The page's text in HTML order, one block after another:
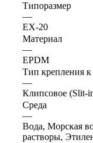
Типоразмер
—
EX-20
Материал
—
EPDM
Тип крепления к
—
Клипсовое (Slit-
Среда
—
Вода, Морская
растворы,